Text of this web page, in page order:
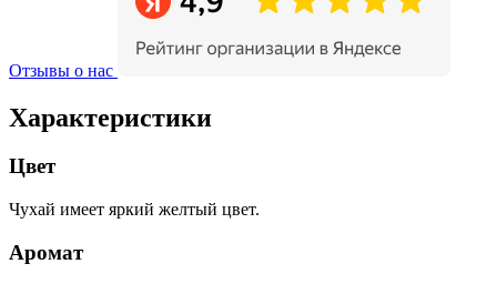
Отзывы о нас
Характеристики
Цвет
Чухай имеет яркий желтый цвет.
Аромат